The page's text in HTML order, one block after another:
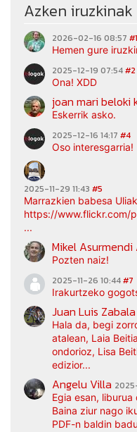
Azken iruzkinak
2026-02-16 08:57 #1
Hemen gure
2025-12-19 07:54#2
Ona! XDD
joan mari beloki
Eskerrik asko.
2025-12-16 14:17 #4
Oso interesgarria!
2025-11-29 11:43 #5
Marrazkien babesa
https://www.flickr.com/
...
Mikel Asurmendi
Pozten naiz!
2025-11-26 10:44#7
Irakurtzeko
Juan Luis Zabala
Hala da, begi
atalean, Laia
ondorioz, Lisa
edizior...
Angelu Villa
Egia esan,
Baina ziur nago
PDF-n baldin